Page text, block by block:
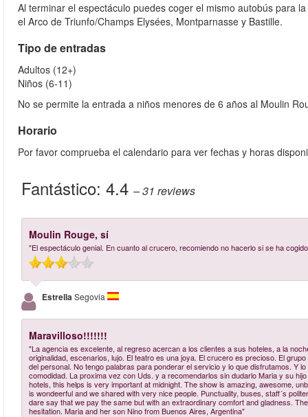
Al terminar el espectáculo puedes coger el mismo autobús para
el Arco de Triunfo/Champs Elysées, Montparnasse y Bastille.
Tipo de entradas
Adultos (12+)
Niños (6-11)
No se permite la entrada a niños menores de 6 años al Moulin
Horario
Por favor comprueba el calendario para ver fechas y horas
Fantástico: 4.4 – 31 reviews
Moulin Rouge, sí
"El espectáculo genial. En cuanto al crucero, recomiendo no hacerlo si se ha
EstrellaSegovia
Maravilloso!!!!!!!
"La agencia es excelente, al regreso acercan a los clientes a sus hoteles, a la
originalidad, escenarios, lujo. El teatro es una joya. El crucero es precioso. El
del personal. No tengo palabras para ponderar el servicio y lo que disfrutamos. Y
comodidad. La proxima vez con Uds. y a recomendarlos sin dudarlo Maria y su
hotels, this helps is very important at midnight. The show is amazing, awesome,
is wondeerful and we shared with very nice people. Punctuality, buses, staff´s
dare say that we pay the same but with an extraordinary comfort and gladness.
hesitation. Maria and her son Nino from Buenos Aires, Argentina"